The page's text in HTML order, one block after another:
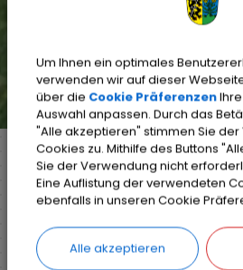
Markt Weisendorf
Vereine und Verbände
Um Ihnen ein optimales
verwenden wir auf dieser
über die Cookie Präferenzen
Auswahl anpassen. Durch das
"Alle akzeptieren" stimmen Sie
Cookies zu. Mithilfe des Buttons
Sie der Verwendung nicht
Eine Auflistung der verwendeten
ebenfalls in unseren Cookie
Alle akzeptieren